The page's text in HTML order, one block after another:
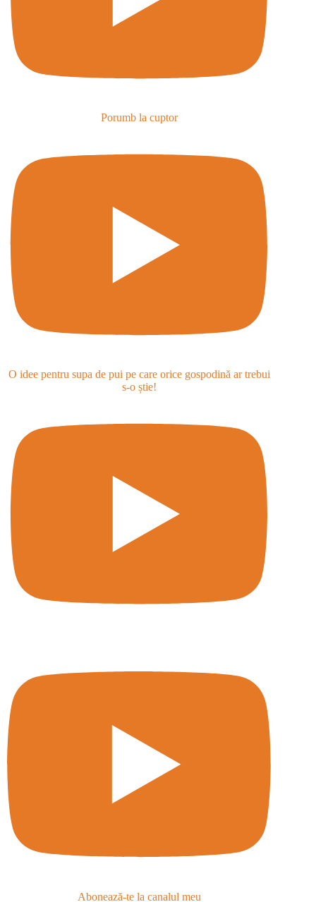
Porumb la cuptor
O idee pentru supa de pui pe care orice gospodină ar trebui
s-o știe!
Abonează-te la canalul meu